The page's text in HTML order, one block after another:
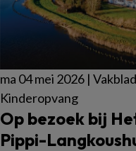
ma 04 mei 2026 | Vakblad
Kinderopvang
Op bezoek bij
Pippi-